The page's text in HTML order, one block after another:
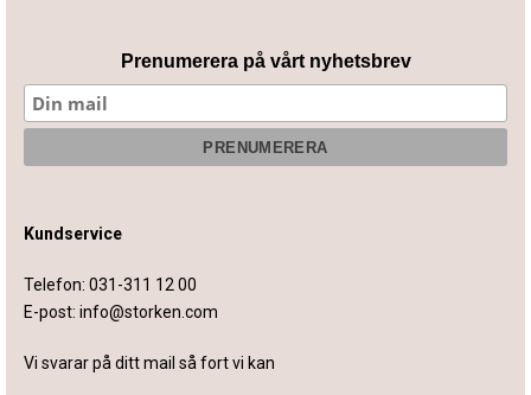
Prenumerera på vårt nyhetsbrev
Kundservice
Telefon: 031-311 12 00
E-post: info@storken.com
Vi svarar på ditt mail så fort vi kan